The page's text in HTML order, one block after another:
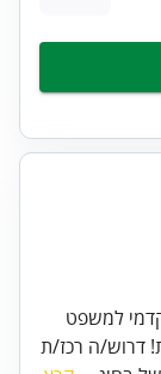
למשפט
דרוש/ה רכז/ת